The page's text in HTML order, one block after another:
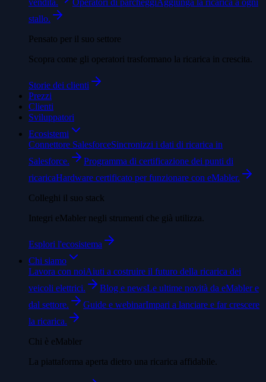
vendita.
Operatori di parcheggiAggiunga la ricarica a ogni
stallo.
Pensato per il suo settore
Scopra come gli operatori trasformano la ricarica in crescita.
Storie dei clienti
Prezzi
Clienti
Sviluppatori
Ecosistemi
Connettore SalesforceSincronizzi i dati di ricarica in
Salesforce.
Programma di certificazione dei punti di
ricaricaHardware certificato per funzionare con eMabler.
Colleghi il suo stack
Integri eMabler negli strumenti che già utilizza.
Esplori l'ecosistema
Chi siamo
Lavora con noiAiuti a costruire il futuro della ricarica dei
veicoli elettrici.
Blog e newsLe ultime novità da eMabler e
dal settore.
Guide e webinarImpari a lanciare e far crescere
la ricarica.
Chi è eMabler
La piattaforma aperta dietro una ricarica affidabile.